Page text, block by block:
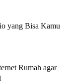
yang Bisa Kamu
Rumah agar